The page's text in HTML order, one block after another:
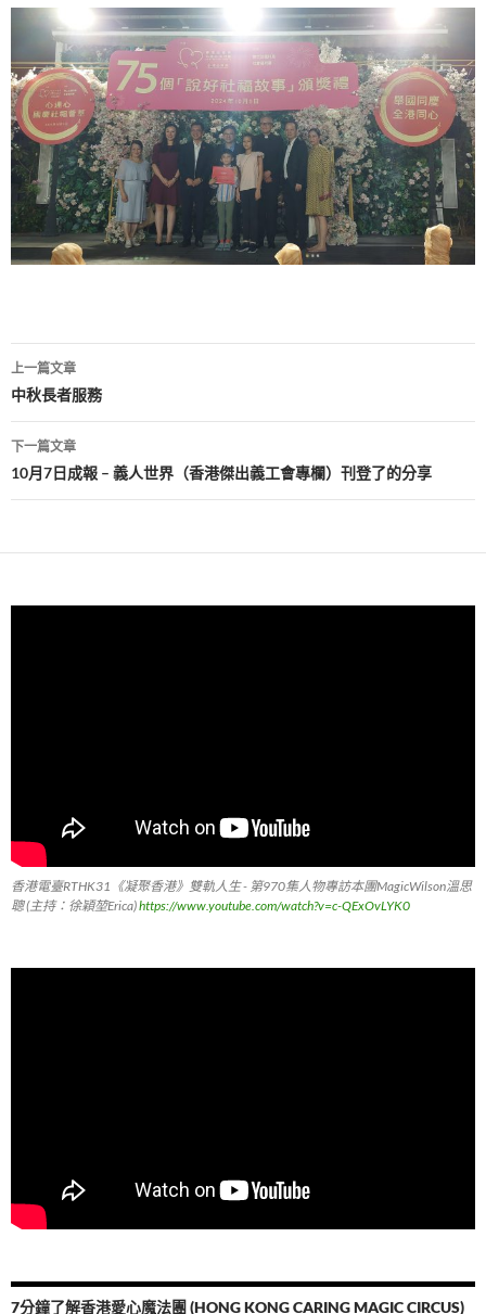
文
章
導
覽
上一篇文章
中秋長者服務
下一篇文章
10月7日成報 – 義人世界（香港傑出義工會專欄）刊登了的分享
香港電臺RTHK31《凝聚香港》雙軌人生 - 第970集人物專訪本團MagicWilson溫思
聰 (主持：徐穎堃Erica)https://www.youtube.com/watch?v=c-QExOvLYK0
7分鐘了解香港愛心魔法團 (HONG KONG CARING MAGIC CIRCUS)